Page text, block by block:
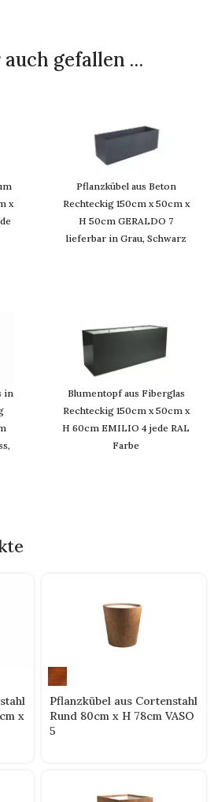
gefallen …
x
Pflanzkübel aus Beton
Rechteckig 150cm x 50cm x
H 50cm GERALDO 7
lieferbar in Grau, Schwarz
in
Blumentopf aus Fiberglas
Rechteckig 150cm x 50cm x
H 60cm EMILIO 4 jede RAL
Farbe
x
Pflanzkübel aus Cortenstahl
Rund 80cm x H 78cm VASO
5